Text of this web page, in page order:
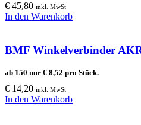
€ 45,80 inkl. MwSt
In den Warenkorb
BMF Winkelverbinder
ab 150 nur € 8,52 pro Stück.
€ 14,20 inkl. MwSt
In den Warenkorb